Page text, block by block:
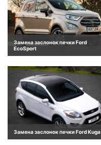
Замена заслонок печки Ford
EcoSport
Замена заслонок печки Ford Kuga